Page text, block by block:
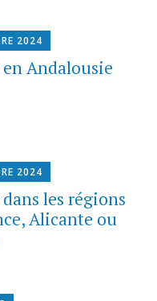
2024
Andalousie
2024
les régions
Alicante ou